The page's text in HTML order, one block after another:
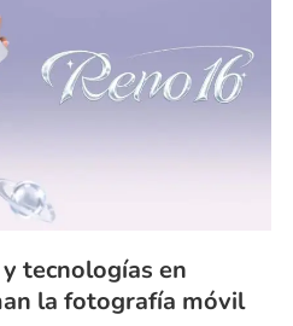
tecnologías en
la fotografía móvil